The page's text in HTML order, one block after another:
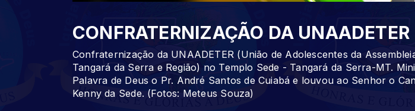
CONFRATERNIZAÇÃO DA UNAADETER
Confraternização da UNAADETER (União de Adolescentes da
Tangará da Serra e Região) no Templo Sede - Tangará da Serra-MT.
Palavra de Deus o Pr. André Santos de Cuiabá e louvou ao Senhor o
Kenny da Sede. (Fotos: Meteus Souza)